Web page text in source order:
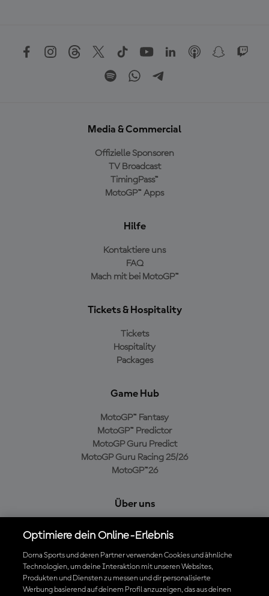
Media & Commercial
Offizielle Sponsoren
TV Broadcast
TimingPass™
MotoGP™ Apps
Hilfe
Kontaktiere uns
FAQ
Mach mit bei MotoGP™
Tickets & Hospitality
Tickets
Hospitality
Packages
Game Hub
MotoGP™ Fantasy
MotoGP™ Predictor
MotoGP Guru Predict
MotoGP Guru Racing 25/26
MotoGP™26
Über uns
Cookie-Richtlinien
Geschäftsbedingungen
Datenschutzrichtlinien
Kaufrichtlinie
Optimiere dein Online-Erlebnis
Dorna Sports und deren Partner verwenden Cookies und ähnliche
Technologien, um deine Interaktion mit unseren Websites,
Produkten und Diensten zu messen und dir personalisierte
Werbung basierend auf deinem Profil anzuzeigen, das aus deinen